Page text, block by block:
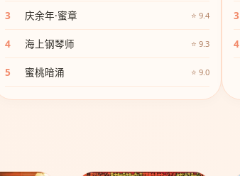
3 庆余年·蜜章 ⭐ 9.4
4 海上钢琴师 ⭐ 9.3
5 蜜桃暗涌 ⭐ 9.0
3
4